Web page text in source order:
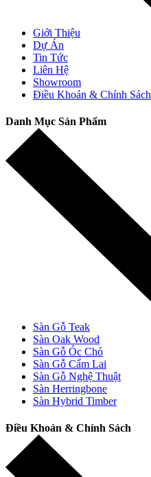
Giới Thiệu
Dự Án
Tin Tức
Liên Hệ
Showroom
Điều Khoản & Chính Sách
Danh Mục Sản Phẩm
Sàn Gỗ Teak
Sàn Oak Wood
Sàn Gỗ Óc Chó
Sàn Gỗ Cẩm Lai
Sàn Gỗ Nghệ Thuật
Sàn Herringbone
Sàn Hybrid Timber
Điều Khoản & Chính Sách